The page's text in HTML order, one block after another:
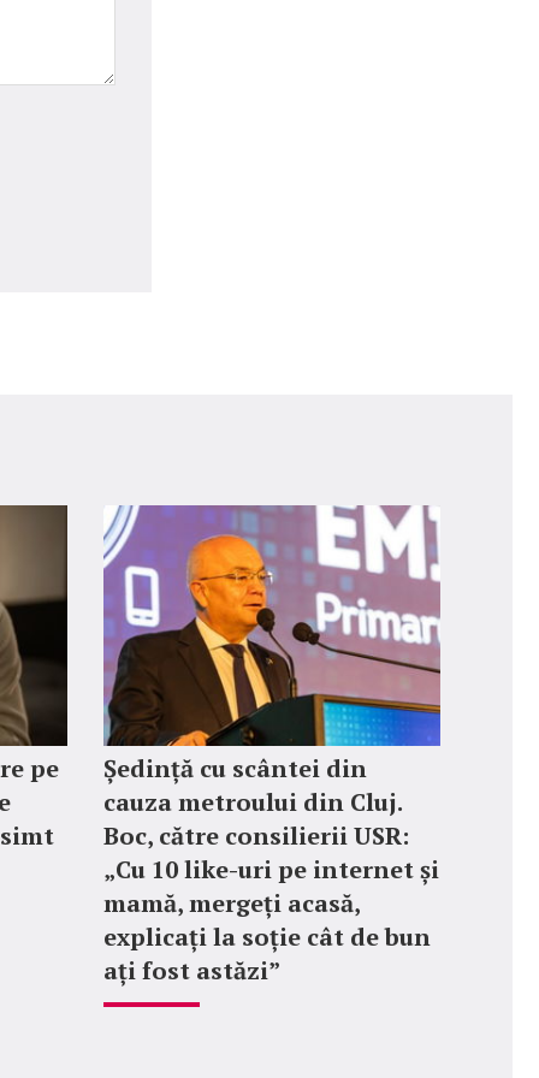
pe
Ședință cu scântei din
cauza metroului din Cluj.
Boc, către consilierii USR:
„Cu 10 like-uri pe internet și
mamă, mergeți acasă,
explicați la soție cât de bun
ați fost astăzi”